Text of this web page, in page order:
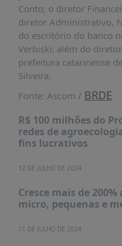
LIVROS
ESTUDOS
NOTÍCIAS
PRÊMIO
BID
PRÊMIO
ABDE
DE
SABER
CONTATO
Conto; o diretor
diretor Administrativo,
do escritório do banco
Verbiski; além do
prefeitura catarinense
Silveira.
Fonte: Ascom / BRDE
R$ 100 milhões do
redes de
fins lucrativos
12 DE JULHO DE 2024
Cresce mais de
micro, pequenas e
11 DE JULHO DE 2024